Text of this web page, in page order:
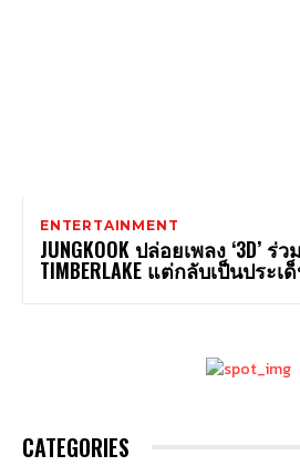
ENTERTAINMENT
JUNGKOOK ปล่อยเพลง ‘3D’ ร่ว
TIMBERLAKE แต่กลับเป็นปร
CATEGORIES